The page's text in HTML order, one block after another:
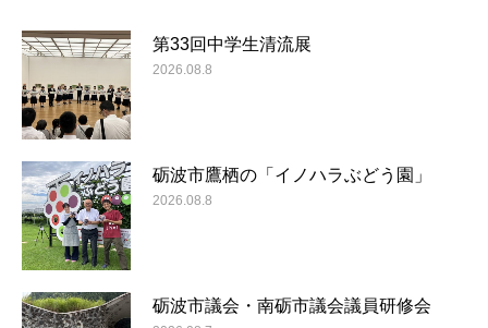
第33回中学生清流展
2026.08.8
砺波市鷹栖の「イノハラぶどう園」
2026.08.8
砺波市議会・南砺市議会議員研修会